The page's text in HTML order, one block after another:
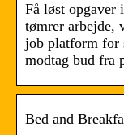
Få løst opgaver
tømrer arbejde,
job platform for
modtag bud fra
Bed and